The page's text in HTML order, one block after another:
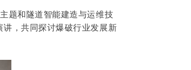
题和隧道智能建造与运维技
，共同探讨爆破行业发展新